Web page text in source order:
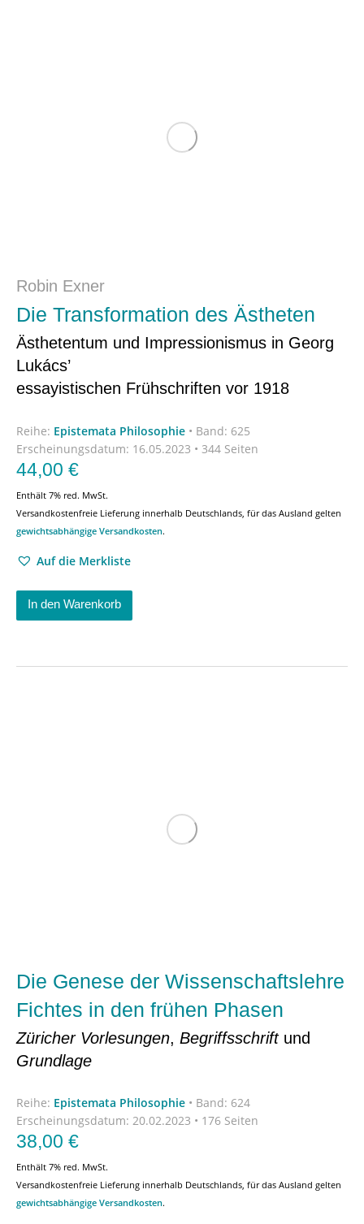
Robin Exner
Die Transformation des Ästheten
Ästhetentum und Impressionismus in Georg
Lukács’
essayistischen Frühschriften vor 1918
Reihe: Epistemata Philosophie • Band: 625
Erscheinungsdatum: 16.05.2023 • 344 Seiten
44,00 €
Enthält 7% red. MwSt.
Versandkostenfreie Lieferung innerhalb Deutschlands, für das Ausland gelten
gewichtsabhängige Versandkosten.
Auf die Merkliste
In den Warenkorb
Die Genese der Wissenschaftslehre
Fichtes in den frühen Phasen
Züricher Vorlesungen, Begriffsschriftund
Grundlage
Reihe: Epistemata Philosophie • Band: 624
Erscheinungsdatum: 20.02.2023 • 176 Seiten
38,00 €
Enthält 7% red. MwSt.
Versandkostenfreie Lieferung innerhalb Deutschlands, für das Ausland gelten
gewichtsabhängige Versandkosten.